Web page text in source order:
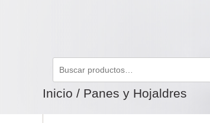
Inicio / Panes y Hojaldres
por: